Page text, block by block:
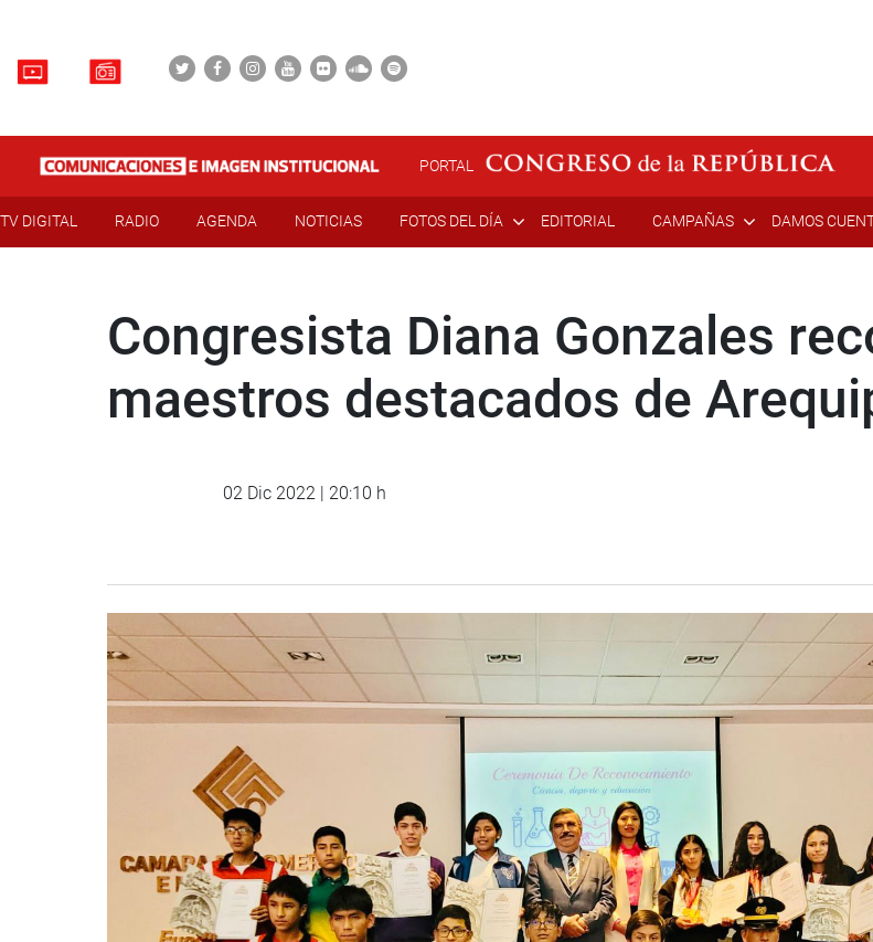
PORTAL
TV DIGITAL RADIO AGENDA NOTICIAS FOTOS DEL DÍA EDITORIAL CAMPAÑAS DAMOS
Congresista Diana Gonzales
maestros destacados de
02 Dic 2022 | 20:10 h